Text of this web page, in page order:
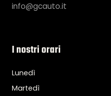
info@gcauto.it
I nostri orari
Lunedì
Martedì